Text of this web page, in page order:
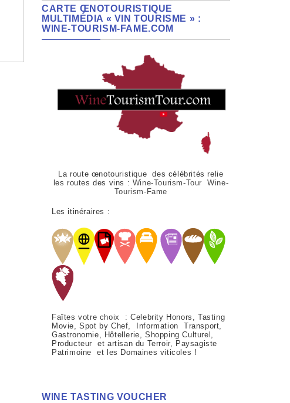
CARTE ŒNOTOURISTIQUE
MULTIMÉDIA « VIN TOURISME » :
WINE-TOURISM-FAME.COM
La route œnotouristique des célébrités relie
les routes des vins : Wine-Tourism-Tour Wine-
Tourism-Fame
Les itinéraires :
Faîtes votre choix : Celebrity Honors, Tasting
Movie, Spot by Chef, Information Transport,
Gastronomie, Hôtellerie, Shopping Culturel,
Producteur et artisan du Terroir, Paysagiste
Patrimoine et les Domaines viticoles !
WINE TASTING VOUCHER